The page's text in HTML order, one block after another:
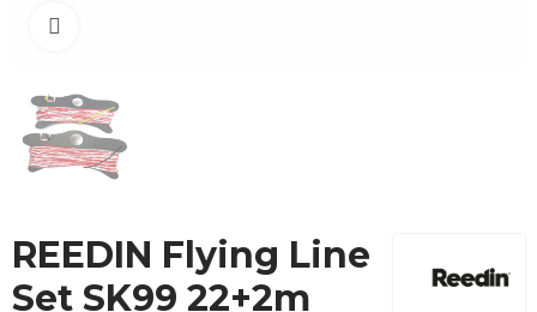
REEDIN Flying Line
Set SK99 22+2m